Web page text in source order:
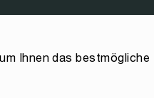
Ihnen das